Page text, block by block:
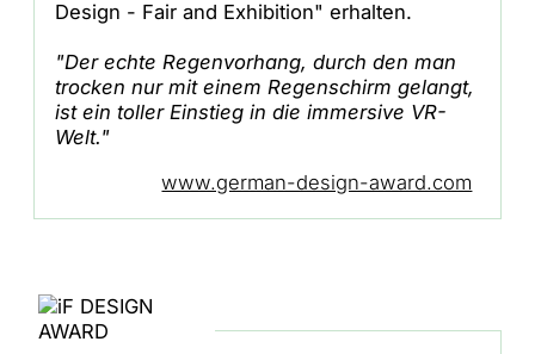
Design - Fair and Exhibition" erhalten.
"Der echte Regenvorhang, durch den man
trocken nur mit einem Regenschirm gelangt,
ist ein toller Einstieg in die immersive VR-
Welt."
www.german-design-award.com